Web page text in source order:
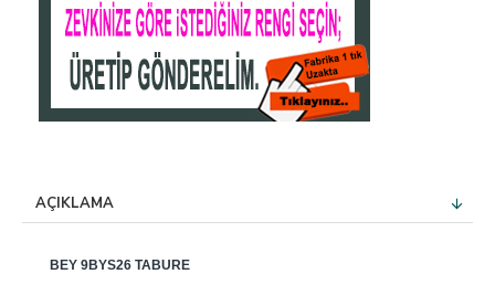
AÇIKLAMA
BEY 9BYS26 TABURE